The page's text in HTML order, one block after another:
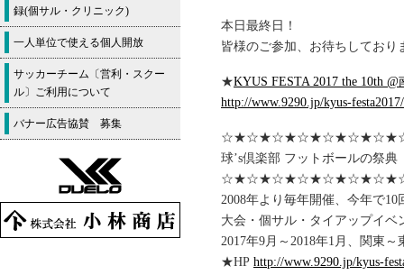
本日最終日！
皆様のご参加、お待ちしており
★KYUS FESTA 2017 the 10th
http://www.9290.jp/kyus-
球’s倶楽部 フットボールの祭典
2008年より毎年開催、今年で
大会・個サル・タイアップイ
2017年9月～2018年1月、関東
★HP http://www.9290.jp/kyus-
録(個サル・クリニック)
一人単位で使える個人開放
サッカーチーム〔営利・スクー
ル〕ご利用について
バナー広告協賛 募集